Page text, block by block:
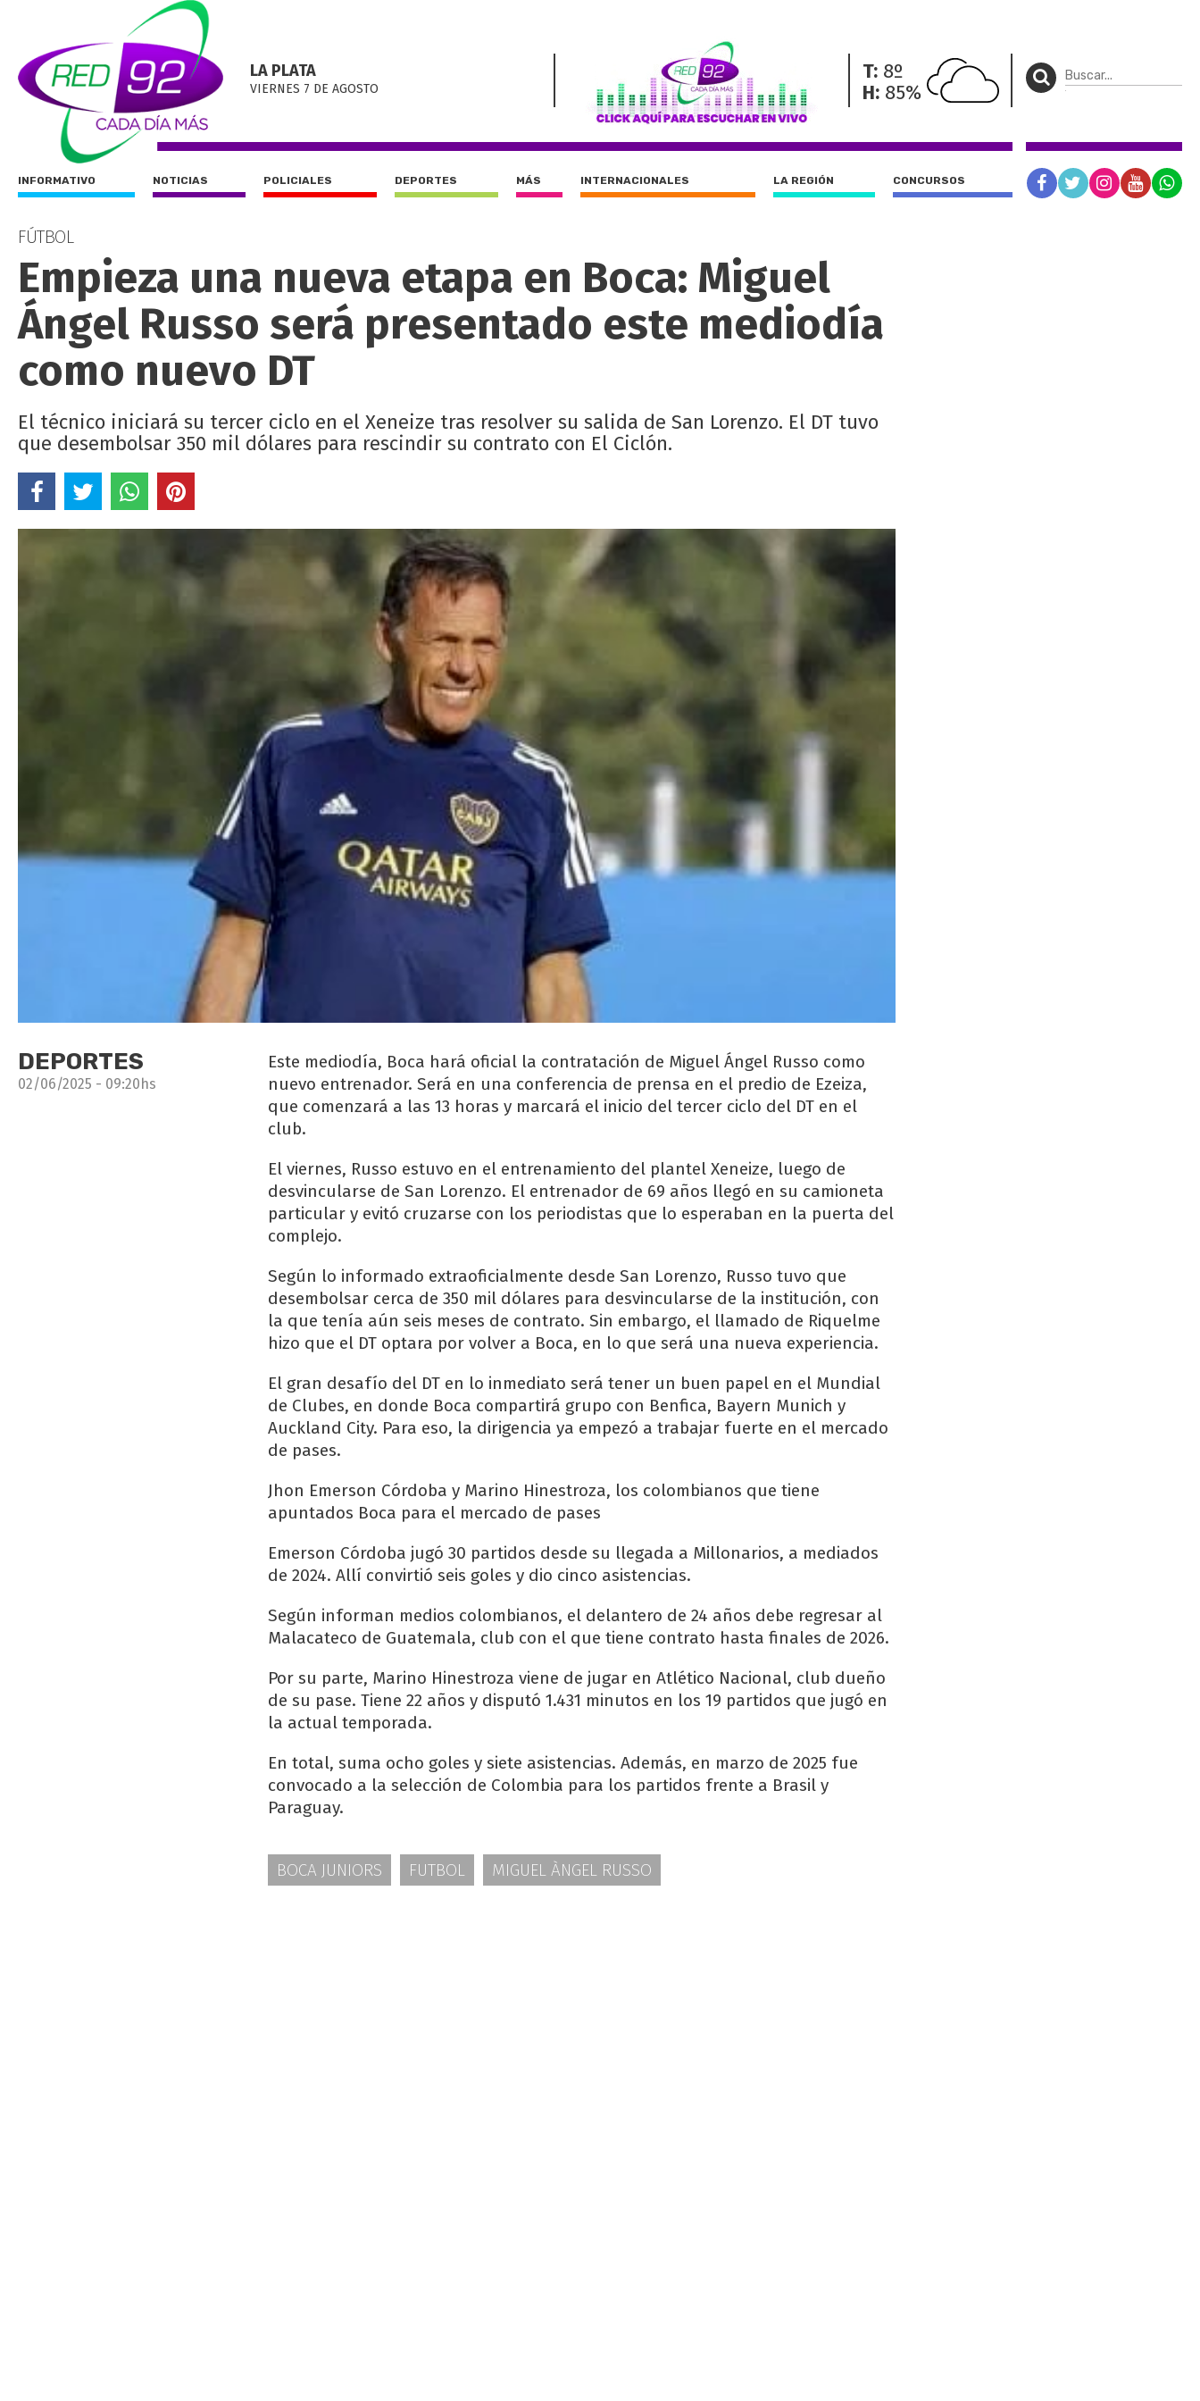
LA PLATA
VIERNES 7 DE AGOSTO
T: 8º
H: 85%
INFORMATIVO NOTICIAS POLICIALES DEPORTES MÁS INTERNACIONALES LA REGIÓN CONCURSOS
FÚTBOL
Empieza una nueva etapa en Boca: Miguel
Ángel Russo será presentado este mediodía
como nuevo DT
El técnico iniciará su tercer ciclo en el Xeneize tras resolver su salida de San Lorenzo. El DT tuvo
que desembolsar 350 mil dólares para rescindir su contrato con El Ciclón.
DEPORTES
02/06/2025 - 09:20hs
Este mediodía, Boca hará oficial la contratación de Miguel Ángel Russo como
nuevo entrenador. Será en una conferencia de prensa en el predio de Ezeiza,
que comenzará a las 13 horas y marcará el inicio del tercer ciclo del DT en el
club.
El viernes, Russo estuvo en el entrenamiento del plantel Xeneize, luego de
desvincularse de San Lorenzo. El entrenador de 69 años llegó en su camioneta
particular y evitó cruzarse con los periodistas que lo esperaban en la puerta del
complejo.
Según lo informado extraoficialmente desde San Lorenzo, Russo tuvo que
desembolsar cerca de 350 mil dólares para desvincularse de la institución, con
la que tenía aún seis meses de contrato. Sin embargo, el llamado de Riquelme
hizo que el DT optara por volver a Boca, en lo que será una nueva experiencia.
El gran desafío del DT en lo inmediato será tener un buen papel en el Mundial
de Clubes, en donde Boca compartirá grupo con Benfica, Bayern Munich y
Auckland City. Para eso, la dirigencia ya empezó a trabajar fuerte en el mercado
de pases.
Jhon Emerson Córdoba y Marino Hinestroza, los colombianos que tiene
apuntados Boca para el mercado de pases
Emerson Córdoba jugó 30 partidos desde su llegada a Millonarios, a mediados
de 2024. Allí convirtió seis goles y dio cinco asistencias.
Según informan medios colombianos, el delantero de 24 años debe regresar al
Malacateco de Guatemala, club con el que tiene contrato hasta finales de 2026.
Por su parte, Marino Hinestroza viene de jugar en Atlético Nacional, club dueño
de su pase. Tiene 22 años y disputó 1.431 minutos en los 19 partidos que jugó en
la actual temporada.
En total, suma ocho goles y siete asistencias. Además, en marzo de 2025 fue
convocado a la selección de Colombia para los partidos frente a Brasil y
Paraguay.
BOCA JUNIORS FUTBOL MIGUEL ÀNGEL RUSSO